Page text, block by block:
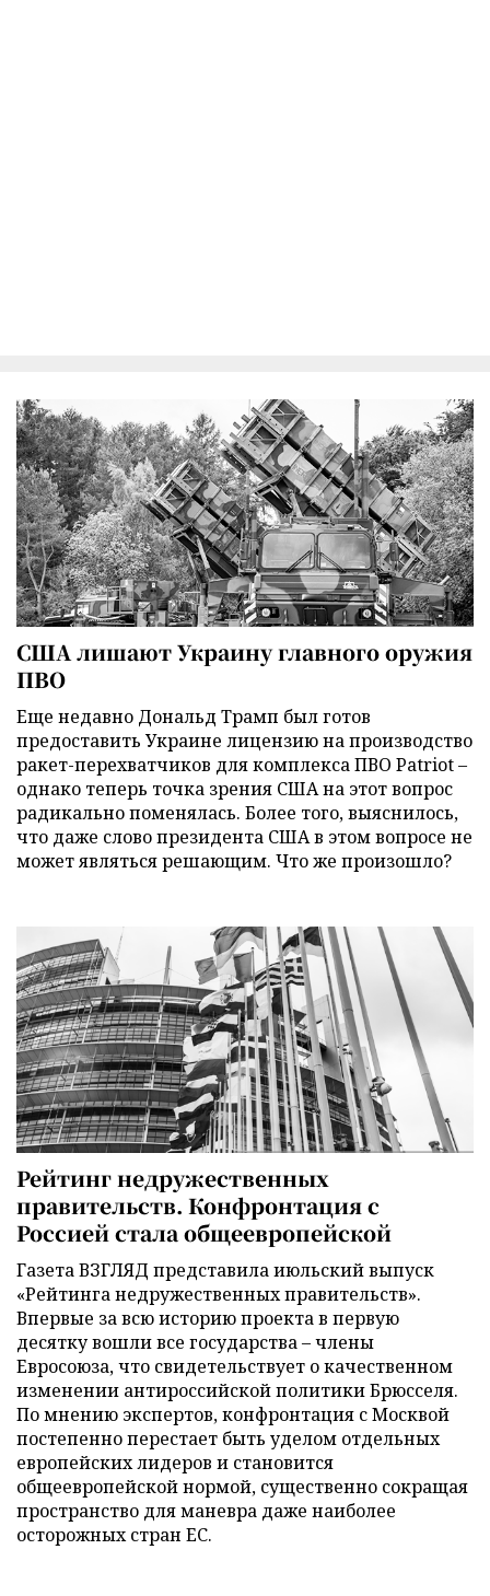
США лишают Украину главного оружия
ПВО
Еще недавно Дональд Трамп был готов
предоставить Украине лицензию на производство
ракет-перехватчиков для комплекса ПВО Patriot –
однако теперь точка зрения США на этот вопрос
радикально поменялась. Более того, выяснилось,
что даже слово президента США в этом вопросе не
может являться решающим. Что же произошло?
Рейтинг недружественных
правительств. Конфронтация с
Россией стала общеевропейской
Газета ВЗГЛЯД представила июльский выпуск
«Рейтинга недружественных правительств».
Впервые за всю историю проекта в первую
десятку вошли все государства – члены
Евросоюза, что свидетельствует о качественном
изменении антироссийской политики Брюсселя.
По мнению экспертов, конфронтация с Москвой
постепенно перестает быть уделом отдельных
европейских лидеров и становится
общеевропейской нормой, существенно сокращая
пространство для маневра даже наиболее
осторожных стран ЕС.